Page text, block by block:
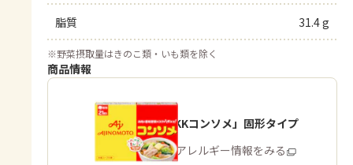
脂質 31.4 g
※野菜摂取量はきのこ類・いも類を除く
商品情報
「味の素KKコンソメ」固形タイプ
商品・アレルギー情報をみる